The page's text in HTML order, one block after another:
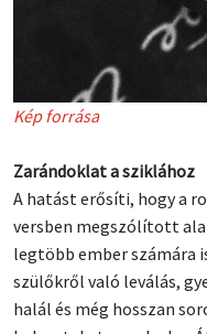
Kép forrása
Zarándoklat a sziklához
A hatást erősíti, hogy a
versben megszólított
legtöbb ember számára
szülőkről való leválás,
halál és még hosszan